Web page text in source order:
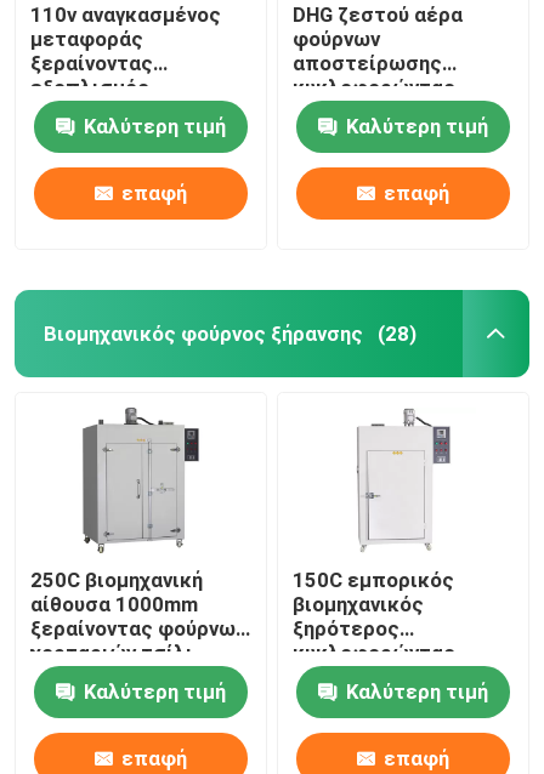
110v αναγκασμένος
μεταφοράς
ξεραίνοντας
εξοπλισμός
εργαστηρίων
ξεραίνοντας φούρνων
60Hz θερμοστατικός
Καλύτερη τιμή
επαφή
DHG ζεστού αέρα
φούρνων
αποστείρωσης
κυκλοφορώντας
αυτόματος έλεγχος
μηχανών φούρνων
ξηρότερος
Καλύτερη τιμή
επαφή
Βιομηχανικός φούρνος ξήρανσης (28)
250C βιομηχανική
αίθουσα 1000mm
ξεραίνοντας φούρνων
χορταριών τσίλι
ξεραίνοντας φούρνων
Καλύτερη τιμή
επαφή
150C εμπορικός
βιομηχανικός
ξηρότερος
κυκλοφορώντας
ξεραίνοντας φούρνος
ζεστού αέρα φούρνων
5kw
Καλύτερη τιμή
επαφή